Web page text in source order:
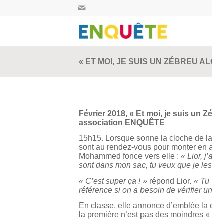
« ET MOI, JE SUIS UN ZÉBREU
Février 2018, « Et moi, je suis un
association ENQUÊTE
15h15. Lorsque sonne la cloche de
sont au rendez-vous pour monter en
Mohammed fonce vers elle : « Lior,
sont dans mon sac, tu veux que je
« C’est super ça ! » répond Lior. «
référence si on a besoin de vérifier
En classe, elle annonce d’emblée
la première n’est pas des moindres «